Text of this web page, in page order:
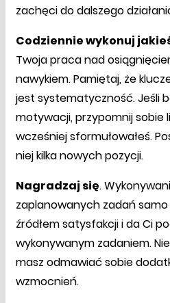
zachęci do dalszego
Codziennie wykonuj
Twoja praca nad
nawykiem. Pamiętaj, że
jest systematyczność. Jeśli
motywacji, przypomnij sobie
wcześniej sformułowałeś.
niej kilka nowych pozycji.
Nagradzaj się.
zaplanowanych zadań
źródłem satysfakcji i da Ci
wykonywanym zadaniem.
masz odmawiać sobie
wzmocnień.